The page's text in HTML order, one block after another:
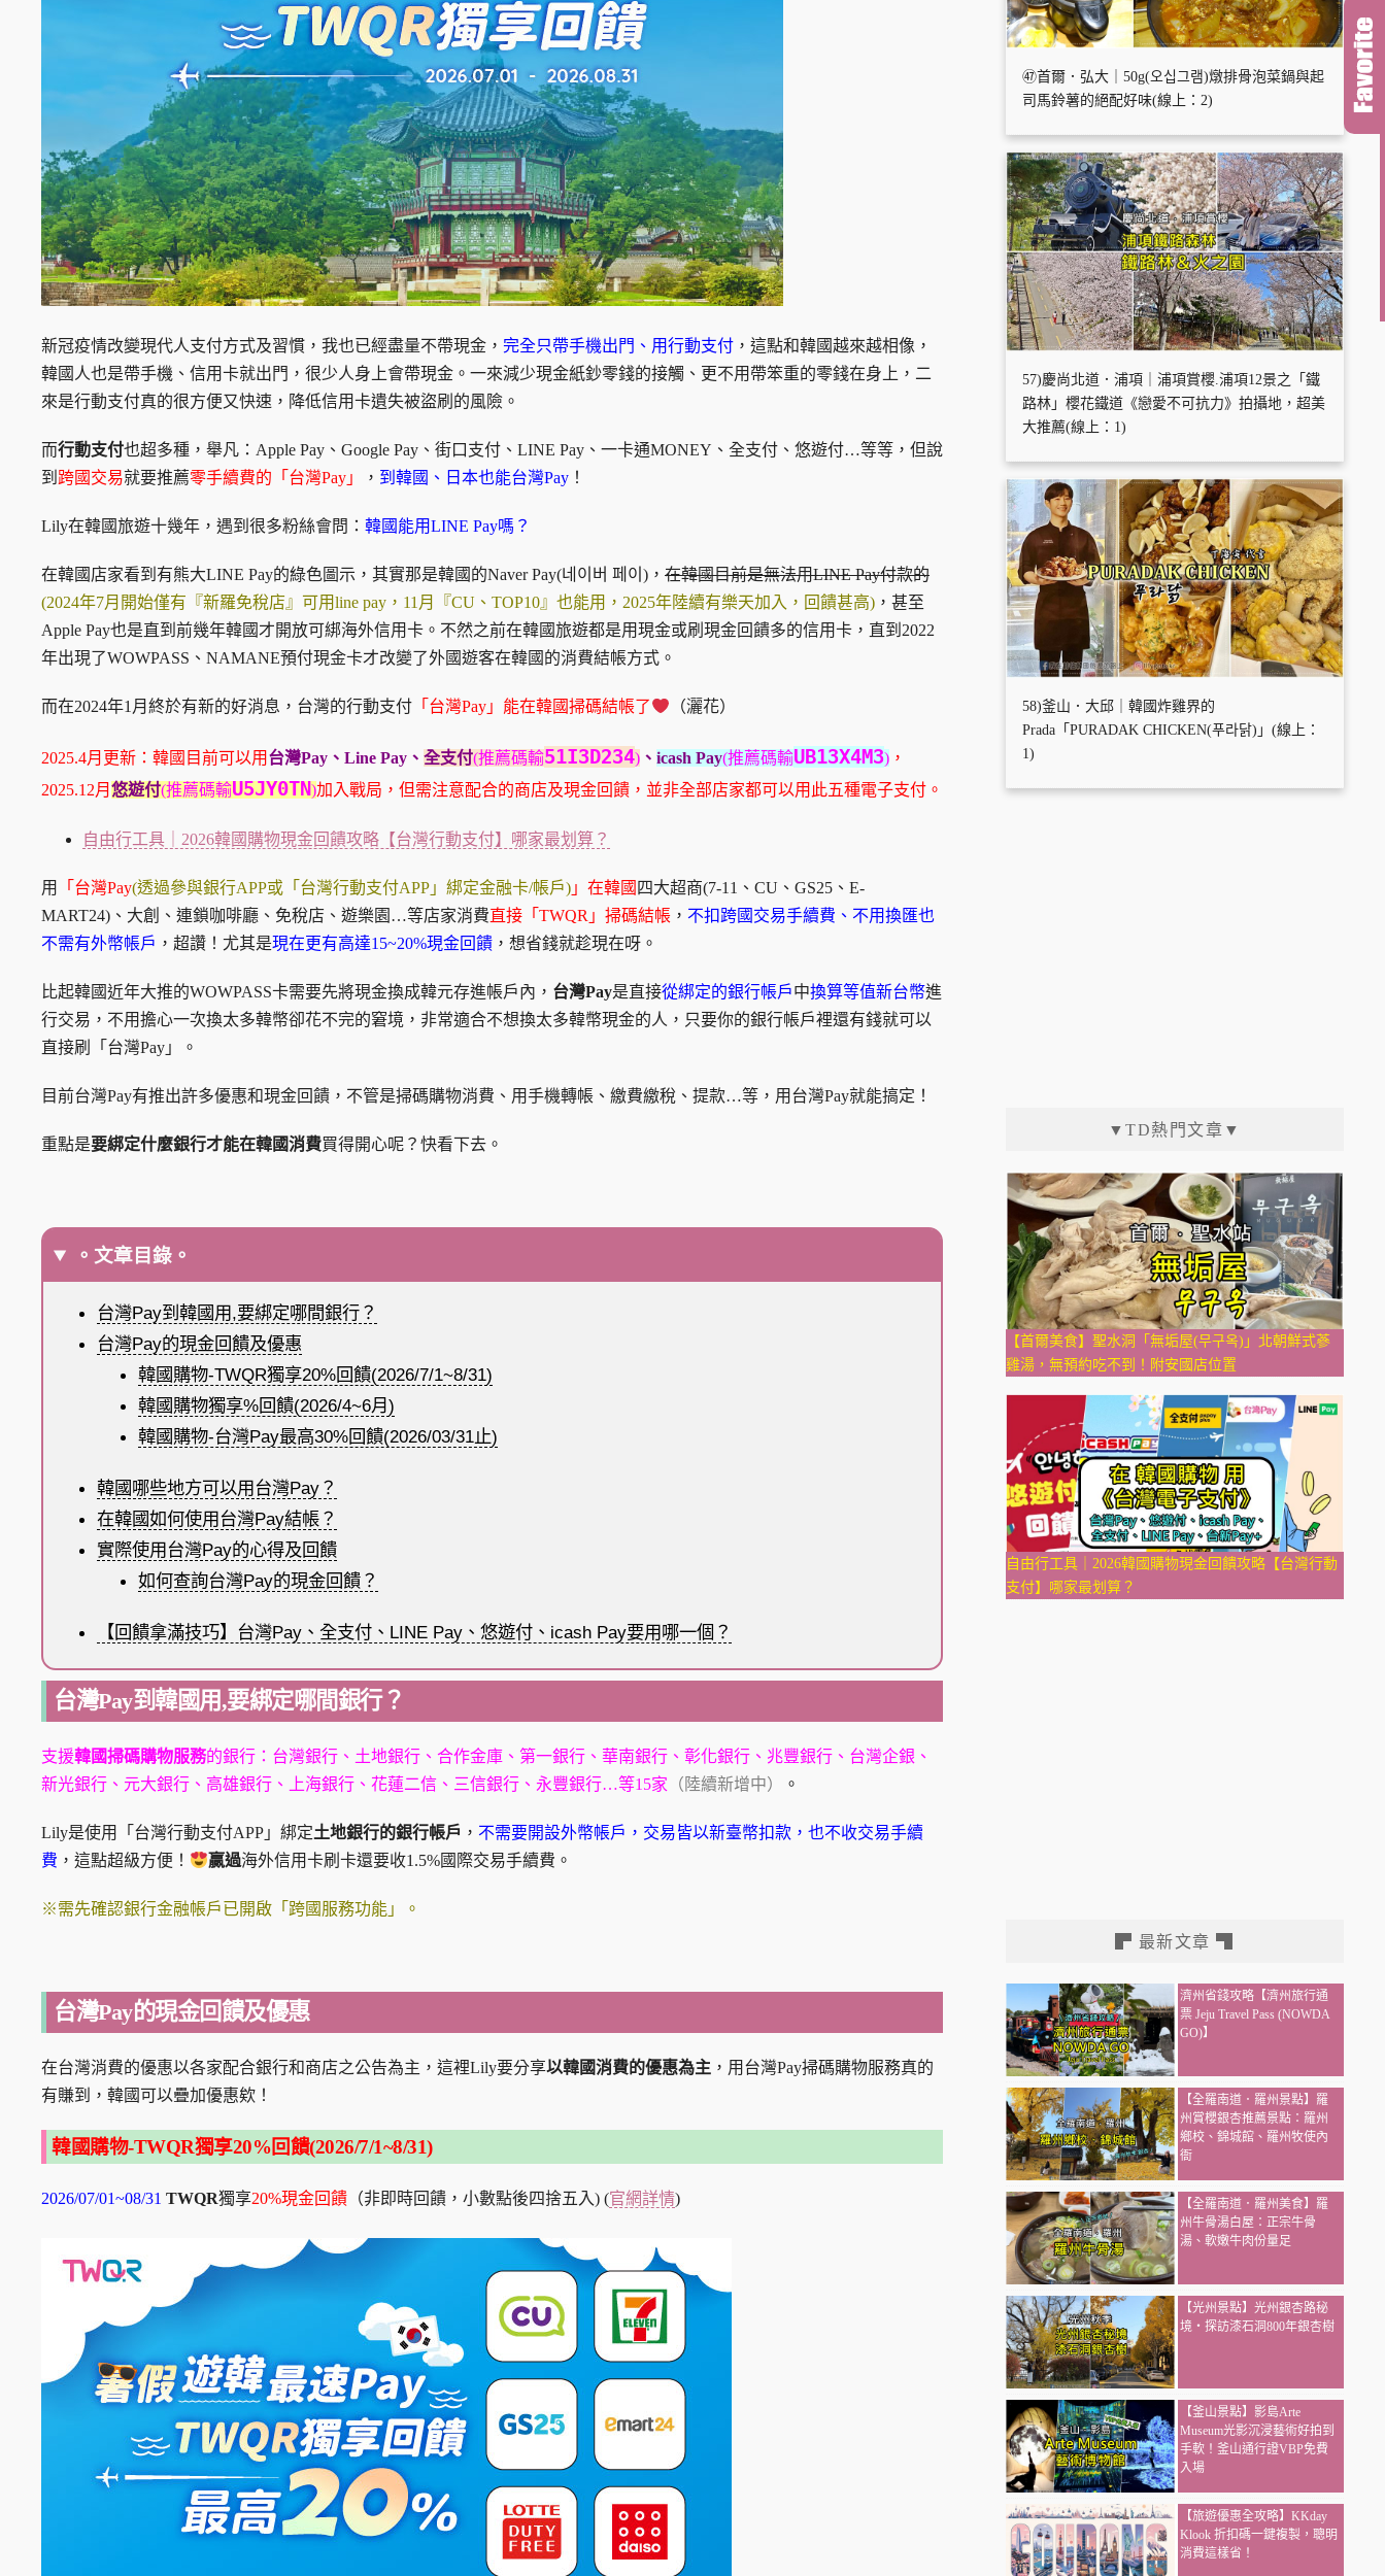
新冠疫情改變現代人支付方式及習慣，我也已經盡量不帶現金， 完全只帶手機出門、用行動支付 ，這點和韓國越來越相像，
韓國人也是帶手機、信用卡就出門，很少人身上會帶現金。一來減少現金紙鈔零錢的接觸、更不用帶笨重的零錢在身上，二
來是行動支付真的很方便又快速，降低信用卡遺失被盜刷的風險。
而行動支付也超多種，舉凡：Apple Pay、Google Pay、街口支付、LINE Pay、一卡通MONEY、全支付、悠遊付…等等，但說
到 跨國交易就要推薦零手續費的「台灣Pay」 ， 到韓國、日本也能台灣Pay ！
Lily在韓國旅遊十幾年，遇到很多粉絲會問： 韓國能用LINE Pay嗎？
在韓國店家看到有熊大LINE Pay的綠色圖示，其實那是韓國的Naver Pay(네이버 페이)， 在韓國目前是無法用LINE Pay付款的
(2024年7月開始僅有『新羅免稅店』可用line pay，11月『CU、TOP10』也能用，2025年陸續有樂天加入，回饋甚高) ，甚至
Apple Pay也是直到前幾年韓國才開放可綁海外信用卡。不然之前在韓國旅遊都是用現金或刷現金回饋多的信用卡，直到2022
年出現了WOWPASS、NAMANE預付現金卡才改變了外國遊客在韓國的消費結帳方式。
而在2024年1月終於有新的好消息，台灣的行動支付 「台灣Pay」能在韓國掃碼結帳了 （灑花）
2025.4月更新：韓國目前可以用 台灣Pay、Line Pay、 全支付(推薦碼輸51I3D234) 、 icash Pay(推薦碼輸UB13X4M3) ，
2025.12月 悠遊付(推薦碼輸U5JY0TN)加入戰局，但需注意配合的商店及現金回饋，並非全部店家都可以用此五種電子支付。
自由行工具｜2026韓國購物現金回饋攻略【台灣行動支付】哪家最划算？
用 「台灣Pay(透過參與銀行APP或「台灣行動支付APP」綁定金融卡/帳戶) 」在韓國 四大超商(7-11、CU、GS25、E-
MART24)、大創、連鎖咖啡廳、免稅店、遊樂園…等店家消費直接「TWQR」掃碼結帳 ， 不扣跨國交易手續費、不用換匯也
不需有外幣帳戶 ，超讚！尤其是現在更有高達15~20%現金回饋 ，想省錢就趁現在呀。
比起韓國近年大推的WOWPASS卡需要先將現金換成韓元存進帳戶內， 台灣Pay是直接從綁定的銀行帳戶中換算等值新台幣進
行交易，不用擔心一次換太多韓幣卻花不完的窘境，非常適合不想換太多韓幣現金的人，只要你的銀行帳戶裡還有錢就可以
直接刷「台灣Pay」。
目前台灣Pay有推出許多優惠和現金回饋，不管是掃碼購物消費、用手機轉帳、繳費繳稅、提款…等，用台灣Pay就能搞定！
重點是要綁定什麼銀行才能在韓國消費買得開心呢？快看下去。
。文章目錄。
台灣Pay到韓國用,要綁定哪間銀行？
台灣Pay的現金回饋及優惠
韓國購物-TWQR獨享20%回饋(2026/7/1~8/31)
韓國購物獨享%回饋(2026/4~6月)
韓國購物-台灣Pay最高30%回饋(2026/03/31止)
韓國哪些地方可以用台灣Pay？
在韓國如何使用台灣Pay結帳？
實際使用台灣Pay的心得及回饋
如何查詢台灣Pay的現金回饋？
【回饋拿滿技巧】台灣Pay、全支付、LINE Pay、悠遊付、icash Pay要用哪一個？
台灣Pay到韓國用,要綁定哪間銀行？
支援韓國掃碼購物服務的銀行：台灣銀行、土地銀行、合作金庫、第一銀行、華南銀行、彰化銀行、兆豐銀行、台灣企銀、
新光銀行、元大銀行、高雄銀行、上海銀行、花蓮二信、三信銀行、永豐銀行…等15家 （陸續新增中） 。
Lily是使用「台灣行動支付APP」綁定土地銀行的銀行帳戶 ， 不需要開設外幣帳戶，交易皆以新臺幣扣款，也不收交易手續
費 ，這點超級方便！ 贏過海外信用卡刷卡還要收1.5%國際交易手續費。
※需先確認銀行金融帳戶已開啟「跨國服務功能」。
台灣Pay的現金回饋及優惠
在台灣消費的優惠以各家配合銀行和商店之公告為主，這裡Lily要分享以韓國消費的優惠為主 ，用台灣Pay掃碼購物服務真的
有賺到，韓國可以疊加優惠欸！
韓國購物-TWQR獨享20%回饋(2026/7/1~8/31)
2026/07/01~08/31 TWQR獨享20%現金回饋 （非即時回饋，小數點後四捨五入) (官網詳情)
㊼首爾．弘大｜50g(오십그램)燉排骨泡菜鍋與起
司馬鈴薯的絕配好味(線上：2)
57)慶尚北道．浦項｜浦項賞櫻.浦項12景之「鐵
路林」櫻花鐵道《戀愛不可抗力》拍攝地，超美
大推薦(線上：1)
58)釜山．大邱｜韓國炸雞界的
Prada「PURADAK CHICKEN(푸라닭)」(線上：
1)
▼TD熱門文章▼
【首爾美食】聖水洞「無垢屋(무구옥)」北朝鮮式蔘
雞湯，無預約吃不到！附安國店位置
自由行工具｜2026韓國購物現金回饋攻略【台灣行動
支付】哪家最划算？
▛ 最新文章 ▜
濟州省錢攻略【濟州旅行通
票 Jeju Travel Pass (NOWDA
GO)】
【全羅南道．羅州景點】羅
州賞櫻銀杏推薦景點：羅州
鄉校、錦城館、羅州牧使內
衙
【全羅南道．羅州美食】羅
州牛骨湯白屋：正宗牛骨
湯、軟嫩牛肉份量足
【光州景點】光州銀杏路秘
境・探訪漆石洞800年銀杏樹
【釜山景點】影島Arte
Museum光影沉浸藝術好拍到
手軟！釜山通行證VBP免費
入場
【旅遊優惠全攻略】KKday
Klook 折扣碼一鍵複製，聰明
消費這樣省！